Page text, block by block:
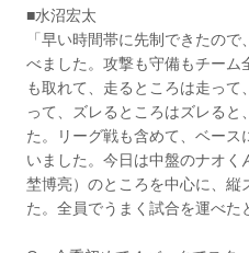
■水沼宏太
「早い時間帯に先制できたの
べました。攻撃も守備もチーム
も取れて、走るところは走っ
って、ズレるところはズレる
た。リーグ戦も含めて、ベー
いました。今日は中盤のナオ
埜博亮）のところを中心に、縦
た。全員でうまく試合を運べた